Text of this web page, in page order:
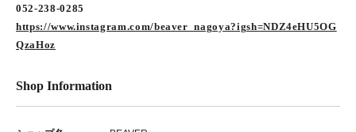
052-238-0285
https://www.instagram.com/beaver_nagoya?igsh=NDZ4eHU5OG
QzaHoz
Shop Information